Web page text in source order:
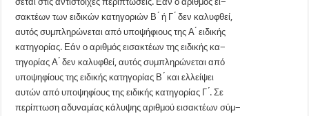
σακτέων των ειδικών κατηγοριών Β ́ ή Γ ́ δεν καλυφθεί,
αυτός συμπληρώνεται από υποψήφιους της Α ́ ειδικής
κατηγορίας. Εάν ο αριθμός εισακτέων της ειδικής κα−
τηγορίας Α ́ δεν καλυφθεί, αυτός συμπληρώνεται από
υποψηφίους της ειδικής κατηγορίας Β ́ και ελλείψει
αυτών από υποψηφίους της ειδικής κατηγορίας Γ ́. Σε
περίπτωση αδυναμίας κάλυψης αριθμού εισακτέων σύμ−